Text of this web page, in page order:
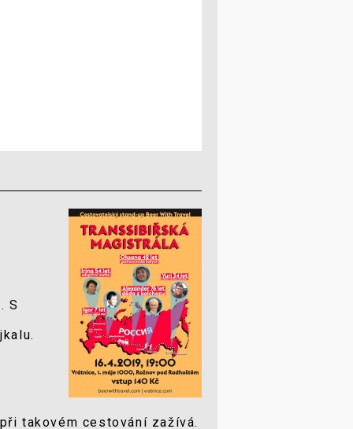
S
takovém cestování zažívá.